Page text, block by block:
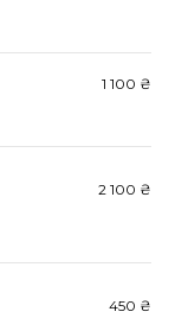
1 100 ₴
2 100 ₴
450 ₴